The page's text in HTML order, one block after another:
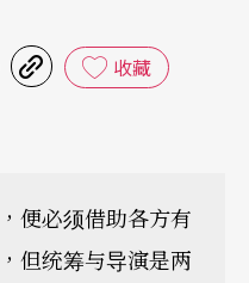
收藏
便必须借助各方有
但统筹与导演是两